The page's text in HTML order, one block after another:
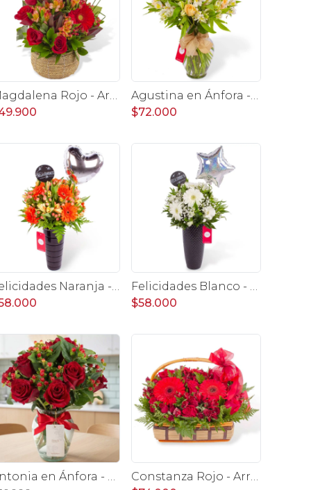
Magdalena Rojo - Arreglo floral con rosas, gerbera y astromelias rojas
Agustina en Ánfora - Florero 18 rosas damasco y astromelias
$72.000
Felicidades Naranja - Arreglo floral con globo, gerberas y astromelias naranjas e hypericum
Felicidades Blanco - Arreglo floral con globo, gerberas, astromelias y gypsophilas
$58.000
Antonia en Ánfora - florero con 9 rosas rojo e hypericum
Constanza Rojo - Arreglo floral en canasto con gerberas, rosas, minirosas y astromelias rojas